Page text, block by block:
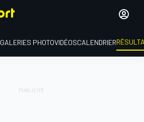
GALERIES PHOTOVIDÉOSCALENDRIER